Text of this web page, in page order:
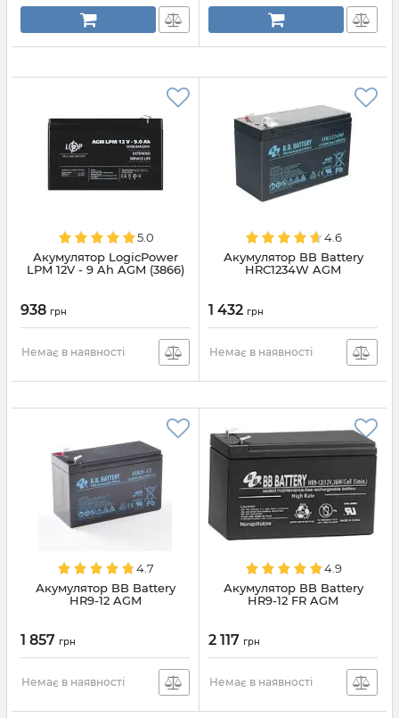
5.0
Акумулятор LogicPower
LPM 12V - 9 Ah AGM (3866)
938 грн
Немає в наявності
4.6
Акумулятор BB Battery
HRС1234W AGM
1 432 грн
Немає в наявності
4.7
Акумулятор BB Battery
HR9-12 AGM
1 857 грн
Немає в наявності
4.9
Акумулятор BB Battery
HR9-12 FR AGM
2 117 грн
Немає в наявності